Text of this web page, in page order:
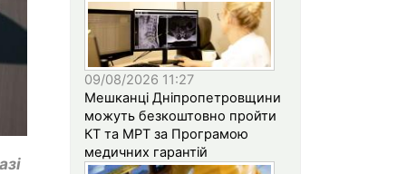
09/08/2026 11:27
Мешканці Дніпропетровщини
можуть безкоштовно пройти
КТ та МРТ за Програмою
медичних гарантій